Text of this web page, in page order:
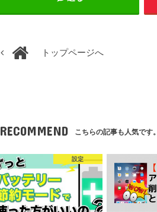
トップページへ
RECOMMEND こちらの記事も人気です。
設定